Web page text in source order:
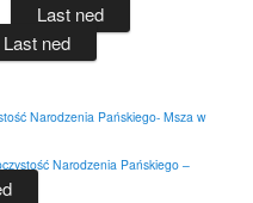
Last ned
Last ned
Narodzenia Pańskiego- Msza w
Narodzenia Pańskiego –